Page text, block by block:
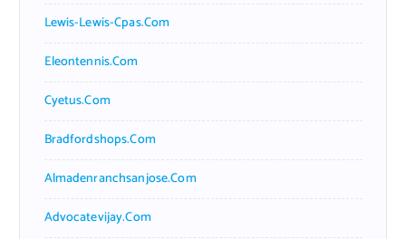
Lewis-Lewis-Cpas.com
Eleontennis.com
Cyetus.com
Bradfordshops.com
Almadenranchsanjose.com
Advocatevijay.com